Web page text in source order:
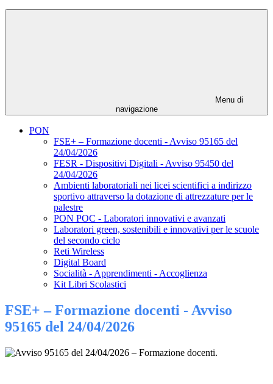
Menu di
navigazione
PON
FSE+ – Formazione docenti - Avviso 95165 del
24/04/2026
FESR - Dispositivi Digitali - Avviso 95450 del
24/04/2026
Ambienti laboratoriali nei licei scientifici a indirizzo
sportivo attraverso la dotazione di attrezzature per le
palestre
PON POC - Laboratori innovativi e avanzati
Laboratori green, sostenibili e innovativi per le scuole
del secondo ciclo
Reti Wireless
Digital Board
Socialità - Apprendimenti - Accoglienza
Kit Libri Scolastici
FSE+ – Formazione docenti - Avviso
95165 del 24/04/2026